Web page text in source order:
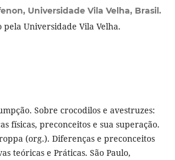
Universidade Vila Velha, Brasil.
Universidade Vila Velha.
Sobre crocodilos e avestruzes:
físicas, preconceitos e sua superação.
(org.). Diferenças e preconceitos
teóricas e Práticas. São Paulo,